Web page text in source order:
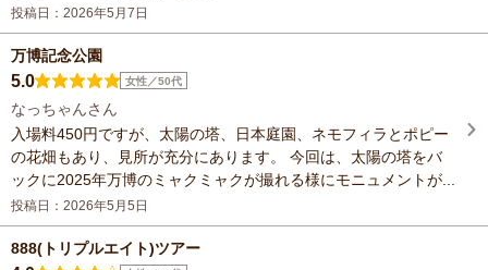
投稿日：2026年5月7日
万博記念公園
5.0 女性／50代
なっちゃんさん
入場料450円ですが、太陽の塔、日本庭園、ネモフィラとポピー
の花畑もあり、見所が充分にあります。 今回は、太陽の塔をバ
ックに2025年万博のミャクミャクが撮れる様にモニュメントが...
投稿日：2026年5月5日
888(トリプルエイト)ツアー